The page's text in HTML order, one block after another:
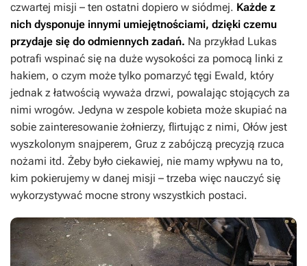
czwartej misji – ten ostatni dopiero w siódmej. Każde z
nich dysponuje innymi umiejętnościami, dzięki czemu
przydaje się do odmiennych zadań. Na przykład Lukas
potrafi wspinać się na duże wysokości za pomocą linki z
hakiem, o czym może tylko pomarzyć tęgi Ewald, który
jednak z łatwością wyważa drzwi, powalając stojących za
nimi wrogów. Jedyna w zespole kobieta może skupiać na
sobie zainteresowanie żołnierzy, flirtując z nimi, Ołów jest
wyszkolonym snajperem, Gruz z zabójczą precyzją rzuca
nożami itd. Żeby było ciekawiej, nie mamy wpływu na to,
kim pokierujemy w danej misji – trzeba więc nauczyć się
wykorzystywać mocne strony wszystkich postaci.